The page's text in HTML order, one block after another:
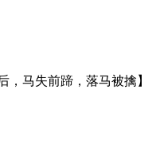
，马失前蹄，落马被擒】